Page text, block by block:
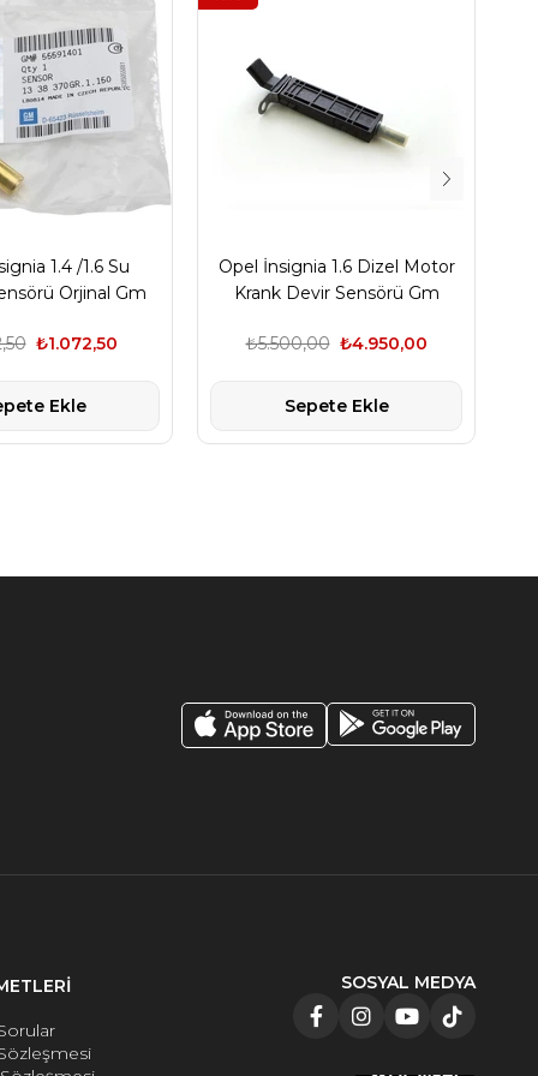
1.4 /1.6 Su
Orjinal Gm
₺1.072,50
Ekle
Opel İnsignia 1.6 Dizel Motor
Krank Devir Sensörü Gm
₺4.950,00
₺5.500,00
Sepete Ekle
SOSYAL MEDYA